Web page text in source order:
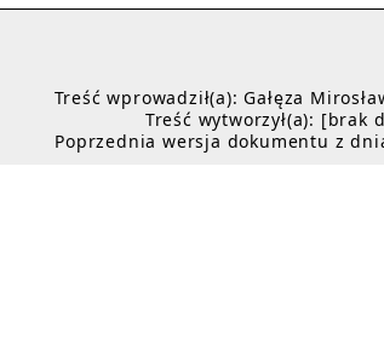
Treść wprowadził(a): Gałęza
Treść wytworzył(a): [brak
Poprzednia wersja dokumentu z